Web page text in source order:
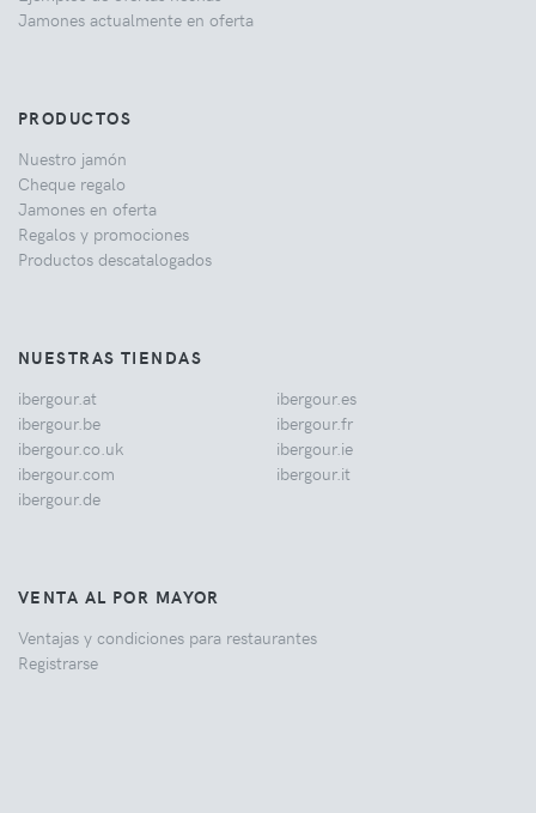
Jamones actualmente en oferta
PRODUCTOS
Nuestro jamón
Cheque regalo
Jamones en oferta
Regalos y promociones
Productos descatalogados
NUESTRAS TIENDAS
ibergour.at
ibergour.be
ibergour.co.uk
ibergour.com
ibergour.de
ibergour.es
ibergour.fr
ibergour.ie
ibergour.it
VENTA AL POR MAYOR
Ventajas y condiciones para restaurantes
Registrarse